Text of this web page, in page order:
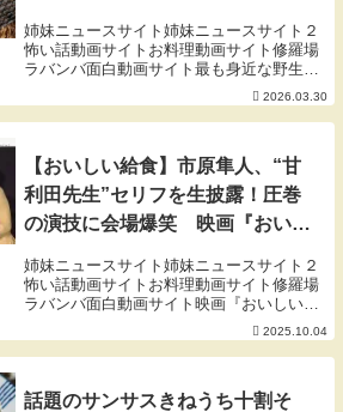
姉妹ニュースサイト姉妹ニュースサイト２
怖い話動画サイトお料理動画サイト修羅場
ラバンバ面白動画サイト最も身近な野生動
物であるタヌキは、ジビエ愛好家の中で
「最も臭くマズい肉」として知られていま
す。そんな中、友人のハンターから「美味
2026.03.30
【おいしい給食】市原隼人、“甘
利田先生”セリフを生披露！圧巻
の演技に会場爆笑 映画『おいし
舞台挨拶
姉妹ニュースサイト姉妹ニュースサイト２
怖い話動画サイトお料理動画サイト修羅場
ラバンバ面白動画サイト映画『おいしい給
食 炎の修学旅行』完成披露舞台挨拶が行わ
れ、市原隼人、武田玲奈、田澤泰粋、栄
信、いとうまい子、六平直政、小堺一機、
2025.10.04
話題のサンサスきねうち十割そ